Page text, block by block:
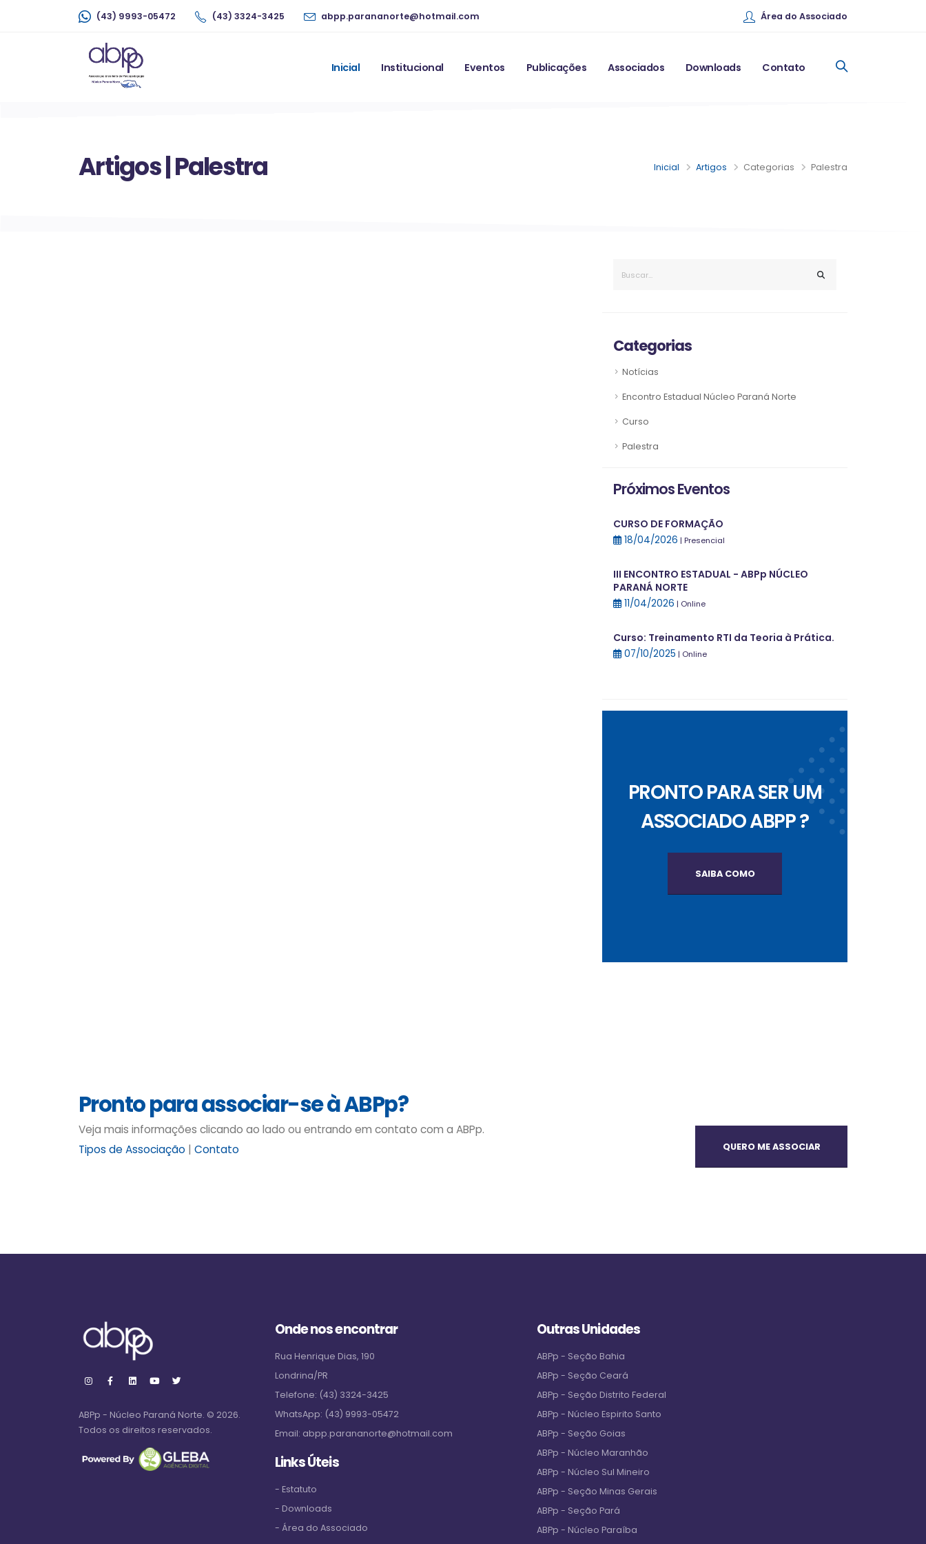
(43) 9993-05472 (43) 3324-3425 abpp.parananorte@hotmail.com Área do Associado
Inicial Institucional Eventos Publicações Associados Downloads Contato
Artigos | Palestra Inicial Artigos Categorias Palestra
Categorias
Notícias
Encontro Estadual Núcleo Paraná Norte
Curso
Palestra
Próximos Eventos
CURSO DE FORMAÇÃO
18/04/2026 | Presencial
III ENCONTRO ESTADUAL - ABPp NÚCLEO
PARANÁ NORTE
11/04/2026 | Online
Curso: Treinamento RTI da Teoria à Prática.
07/10/2025 | Online
PRONTO PARA SER UM
ASSOCIADO ABPP ?
SAIBA COMO
Pronto para associar-se à ABPp?
Veja mais informações clicando ao lado ou entrando em contato com a ABPp.
Tipos de Associação | Contato QUERO ME ASSOCIAR
ABPp - Núcleo Paraná Norte. © 2026.
Todos os direitos reservados.
Onde nos encontrar
Rua Henrique Dias, 190
Londrina/PR
Telefone: (43) 3324-3425
WhatsApp: (43) 9993-05472
Email: abpp.parananorte@hotmail.com
Links Úteis
- Estatuto
- Downloads
- Área do Associado
Outras Unidades
ABPp - Seção Bahia
ABPp - Seção Ceará
ABPp - Seção Distrito Federal
ABPp - Núcleo Espirito Santo
ABPp - Seção Goias
ABPp - Núcleo Maranhão
ABPp - Núcleo Sul Mineiro
ABPp - Seção Minas Gerais
ABPp - Seção Pará
ABPp - Núcleo Paraíba